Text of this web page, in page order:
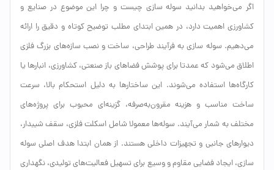
اگر می‌خواهید بدانید سوله سازی چیست و چرا این موضوع در صنایع و
کشاورزی اهمیت دارد، در همین ابتدای مطلب توضیح کوتاه و دقیق را ارائه
می‌دهیم. سوله سازی به فرآیند طراحی، ساخت و نصب سازه‌های بزرگ فلزی
اطلاق می‌شود که عمدتا برای پوشش فضاهای باز صنعتی، کشاورزی، انبارها یا
کارگاه‌ها استفاده می‌شوند. این ساختارها به دلیل استحکام بالا، سرعت
ساخت مناسب و هزینه مقرون‌به‌صرفه، گزینه‌ای محبوب برای پروژه‌های
مختلف به شمار می‌آیند. سوله‌ها معمولا شامل اسکلت فلزی، سقف شیبدار،
دیوارهای جانبی و تجهیزات داخلی هستند. از همان ابتدا هدف اصلی سوله
سازی، ایجاد فضایی مقاوم و وسیع برای تسهیل فعالیت‌های تولیدی، نگهداری